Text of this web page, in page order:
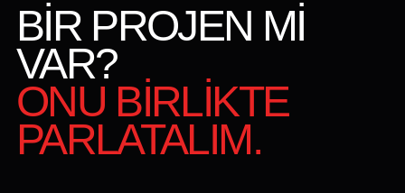
BİR PROJEN Mİ
VAR?
ONU BİRLİKTE
PARLATALIM.